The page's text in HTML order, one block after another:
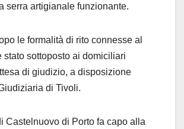
serra artigianale funzionante.
le formalità di rito connesse al
stato sottoposto ai domiciliari
di giudizio, a disposizione
di Tivoli.
Castelnuovo di Porto fa capo alla